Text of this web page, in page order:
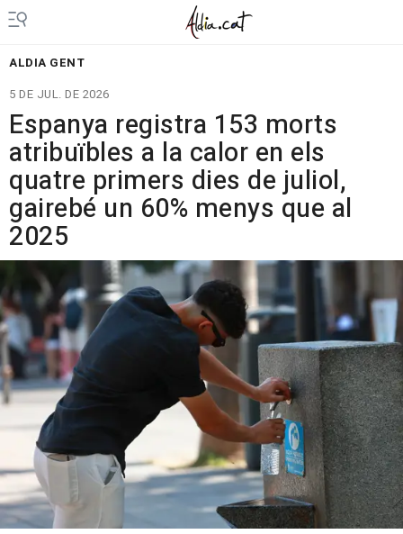
ALDIA GENT
5 DE JUL. DE 2026
Espanya registra 153 morts
atribuïbles a la calor en els
quatre primers dies de juliol,
gairebé un 60% menys que al
2025